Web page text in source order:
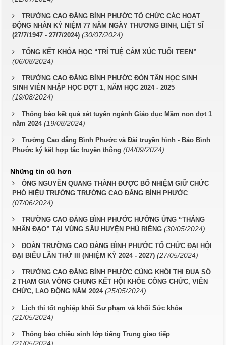
TRƯỜNG CAO ĐẲNG BÌNH PHƯỚC TỔ CHỨC CÁC HOẠT
ĐỘNG NHÂN KỶ NIỆM 77 NĂM NGÀY THƯƠNG BINH, LIỆT SĨ
(27/7/1947 - 27/7/2024) (30/07/2024)
TỔNG KẾT KHÓA HỌC “TRÍ TUỆ CẢM XÚC TUỔI TEEN”
(06/08/2024)
TRƯỜNG CAO ĐẲNG BÌNH PHƯỚC ĐÓN TÂN HỌC SINH
SINH VIÊN NHẬP HỌC ĐỢT 1, NĂM HỌC 2024 - 2025
(19/08/2024)
Thông báo kết quả xét tuyển ngành Giáo dục Mầm non đợt 1
năm 2024 (19/08/2024)
Trường Cao đẳng Bình Phước và Đài truyền hình - Báo Bình
Phước ký kết hợp tác truyền thông (04/09/2024)
Những tin cũ hơn
ÔNG NGUYỄN QUANG THÀNH ĐƯỢC BỔ NHIỆM GIỮ CHỨC
PHÓ HIỆU TRƯỞNG TRƯỜNG CAO ĐẲNG BÌNH PHƯỚC
(07/06/2024)
TRƯỜNG CAO ĐẲNG BÌNH PHƯỚC HƯỞNG ỨNG “THÁNG
NHÂN ĐẠO” TẠI VÙNG SÂU HUYỆN PHÚ RIỀNG (30/05/2024)
ĐOÀN TRƯỜNG CAO ĐẲNG BÌNH PHƯỚC TỔ CHỨC ĐẠI HỘI
ĐẠI BIỂU LẦN THỨ III (NHIỆM KỲ 2024 - 2027) (27/05/2024)
TRƯỜNG CAO ĐẲNG BÌNH PHƯỚC CÙNG KHỐI THI ĐUA SỐ
2 THAM GIA VÒNG CHUNG KẾT HỘI KHỎE CÔNG CHỨC, VIÊN
CHỨC, LAO ĐỘNG NĂM 2024 (25/05/2024)
Lịch thi tốt nghiệp khối Sư phạm và khối Sức khỏe
(21/05/2024)
Thông báo chiêu sinh lớp tiếng Trung giao tiếp
(21/05/2024)